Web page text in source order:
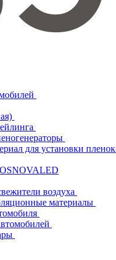
для установки пленок
воздуха
материалы